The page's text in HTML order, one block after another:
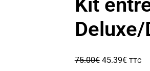
75.00€ Le
45.39€Le
TTC